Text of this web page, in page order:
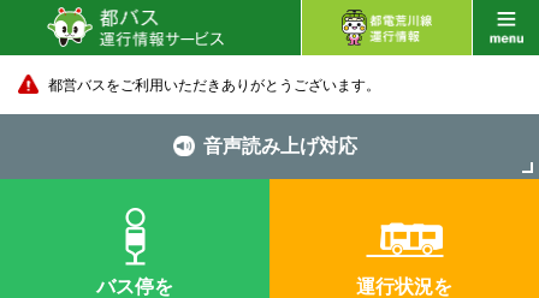
都営バスをご利用いただきありがとうございます。
音声読み上げ対応
バス停を
運行状況を